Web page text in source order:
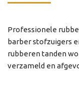
Professionele
barber stofzuigers
rubberen tanden
verzameld en